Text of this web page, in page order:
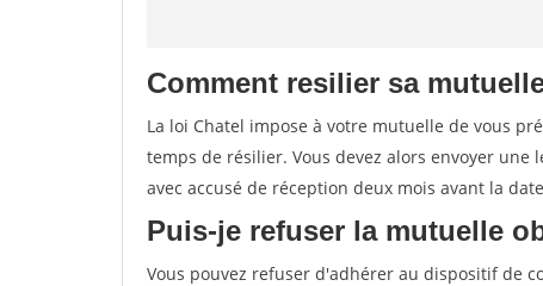
Comment resilier sa
La loi Chatel impose à votre mutuelle de vous
temps de résilier. Vous devez alors envoyer
avec accusé de réception deux mois avant la
Puis-je refuser la mutuelle
Vous pouvez refuser d'adhérer au dispositif de